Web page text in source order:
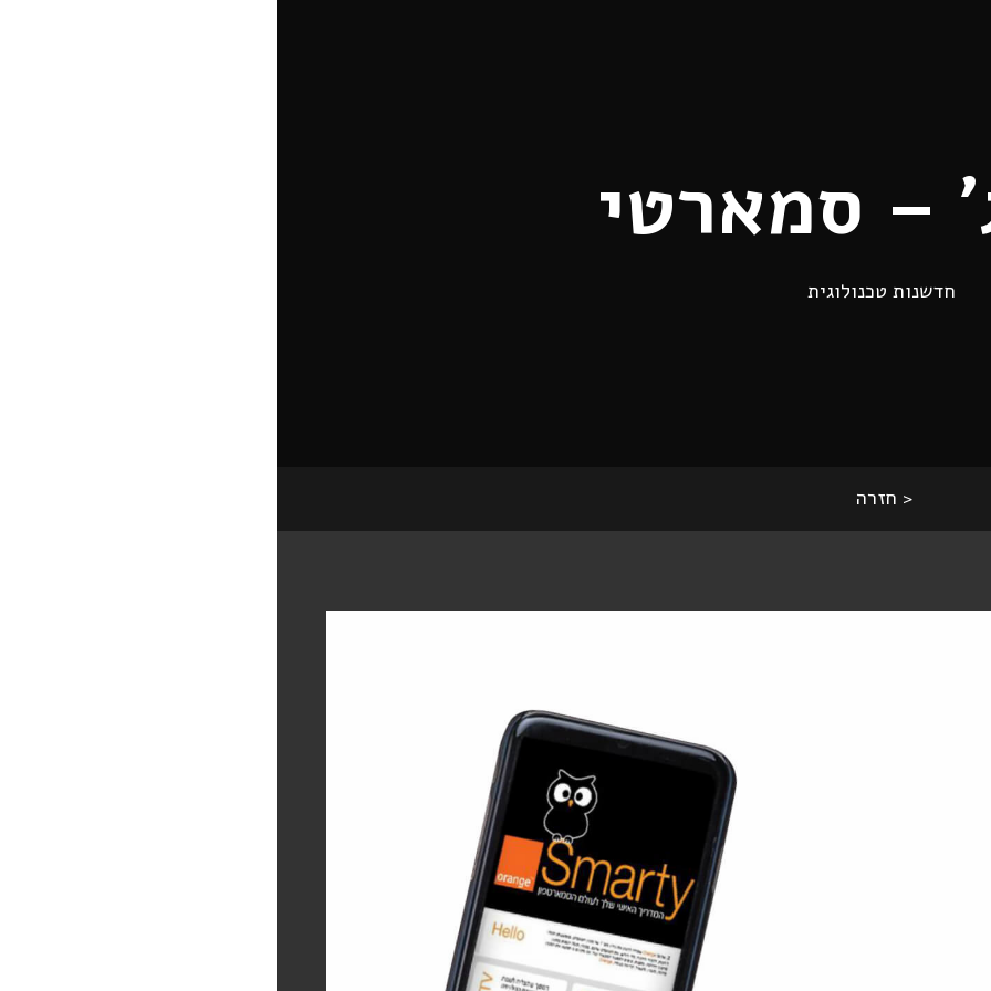
– סמארטי
חדשנות טכנולוגית